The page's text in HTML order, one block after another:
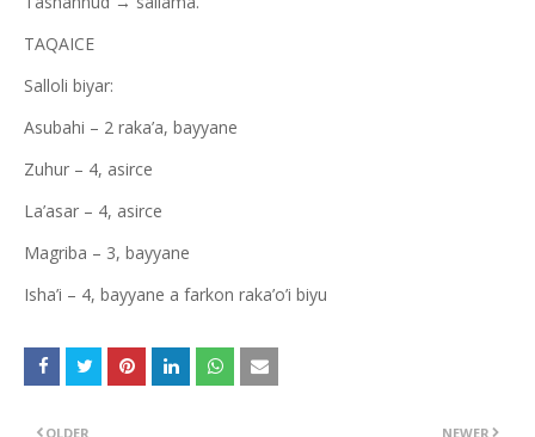
TAQAICE
Salloli biyar:
Asubahi – 2 raka’a, bayyane
Zuhur – 4, asirce
La’asar – 4, asirce
Magriba – 3, bayyane
Isha’i – 4, bayyane a farkon raka’o’i biyu
NEWER
OLDER